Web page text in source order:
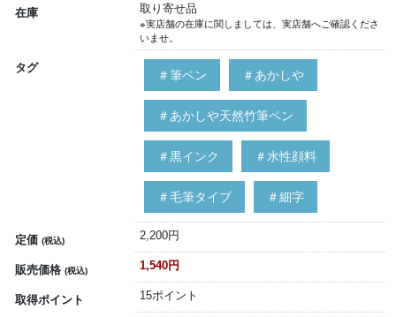
在庫 取り寄せ品
※実店舗の在庫に関しましては、実店舗へご確認くださ
いませ。
タグ
＃筆ペン ＃あかしや
＃あかしや天然竹筆ペン
＃黒インク ＃水性顔料
＃毛筆タイプ ＃細字
定価 (税込) 2,200円
販売価格 (税込) 1,540円
取得ポイント 15ポイント